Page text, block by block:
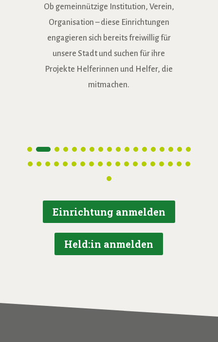
Ob gemeinnützige Institution, Verein,
Organisation – diese Einrichtungen
engagieren sich bereits freiwillig für
unsere Stadt und suchen für ihre
Projekte Helferinnen und Helfer, die
mitmachen.
Einrichtung anmelden
Held:in anmelden